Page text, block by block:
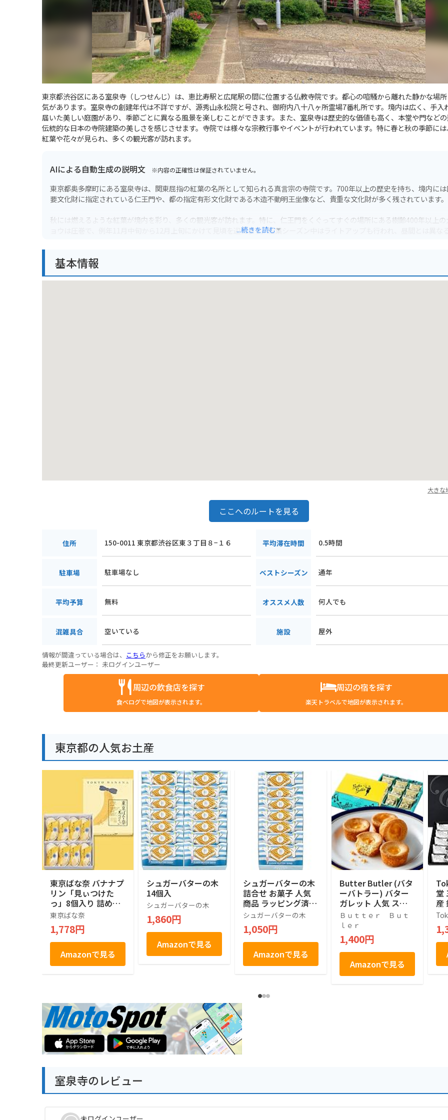
東京都渋谷区にある室泉寺（しつせんじ）は、恵比寿駅と広尾駅の間に位置する仏教寺院です。都心の喧騒から離れた静かな場
気があります。室泉寺の創建年代は不詳ですが、源秀山永松院と号され、御府内八十八ヶ所霊場7番札所です。境内は広く、手入
届いた美しい庭園があり、季節ごとに異なる風景を楽しむことができます。また、室泉寺は歴史的な価値も高く、本堂や門など
伝統的な日本の寺院建築の美しさを感じさせます。寺院では様々な宗教行事やイベントが行われています。特に春と秋の季節に
紅葉や花々が見られ、多くの観光客が訪れます。
AIによる自動生成の説明文 ※内容の正確性は保証されていません。
東京都奥多摩町にある室泉寺は、関東屈指の紅葉の名所として知られる真言宗の寺院です。700年以上の歴史を持ち、境内に
要文化財に指定されている仁王門や、都の指定有形文化財である木造不動明王坐像など、貴重な文化財が多く残されています。
秋には燃えるような紅葉が境内を彩り、多くの観光客が訪れます。特に、仁王門をくぐってすぐの場所にある樹齢400年以上の
ョウは圧巻で、例年11月中旬から12月上旬にかけて見頃を迎えます。紅葉シーズン中はライトアップも行われ、昼間とは異なる
バイクで訪れる場合、奥多摩周遊道路から少し入った場所に位置しており、駐車場も完備されています。都心から日帰りで行く
...続きを読む
基本情報
大きな
ここへのルートを見る
住所 150-0011 東京都渋谷区東３丁目８−１６ 平均滞在時間 0.5時間
駐車場 駐車場なし ベストシーズン 通年
平均予算 無料 オススメ人数 何人でも
混雑具合 空いている 施設 屋外
情報が間違っている場合は、 こちらから修正をお願いします。
最終更新ユーザー： 未ログインユーザー
周辺の飲食店を探す
食べログで地図が表示されます。
周辺の宿を探す
楽天トラベルで地図が表示されます。
東京都の人気お土産
東京ばな奈 バナナプ
リン「見ぃつけた
っ」8個入り 詰め合
わせ 人気 手土産ス
イーツ 差し入れ
東京ばな奈
1,778円
Amazonで見る
シュガーバターの木
14個入
シュガーバターの木
1,860円
Amazonで見る
シュガーバターの木
詰合せ お菓子 人気
商品 ラッピング済 (7
個入)
シュガーバターの木
1,050円
Amazonで見る
Butter Butler (バタ
ーバトラー) バター
ガレット 人気 スイ
ーツ ギフト 東京土
産 手土産 個包装 プ
レゼント お返し 内
祝い 焼き菓子 退職
(9個入)
Ｂｕｔｔｅｒ Ｂｕｔ
ｌｅｒ
1,400円
Amazonで見る
堂
産
ク
室泉寺のレビュー